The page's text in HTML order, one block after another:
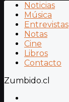
Noticias
Música
Entrevistas
Notas
Cine
Libros
Contacto
Zumbido.cl